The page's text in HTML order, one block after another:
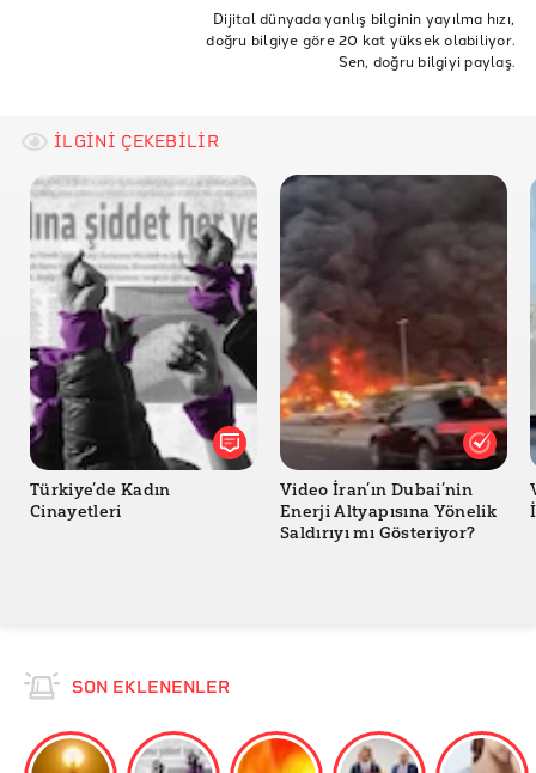
Doğrulama
Diyanet İşleri
bakanlıklardan
Dijital dünyada yanlış bilginin yayılma hızı,
doğru bilgiye göre 20 kat yüksek olabiliyor.
Sen, doğru bilgiyi paylaş.
İLGİNİ ÇEKEBİLİR
Türkiye’de Kadın
Cinayetleri
Video İran’ın Dubai’nin
Enerji Altyapısına Yönelik
Saldırıyı mı Gösteriyor?
SON EKLENENLER